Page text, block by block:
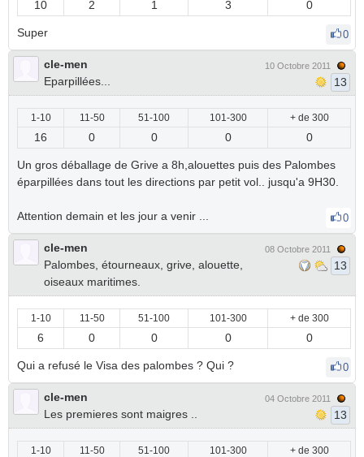
10 2 1 3 0
Super 0
cle-men
Eparpillées...
10 Octobre 2011
13
1-10 11-50 51-100 101-300 + de 300
16 0 0 0 0
Un gros déballage de Grive a 8h,alouettes puis des Palombes
éparpillées dans tout les directions par petit vol.. jusqu'a 9H30.
Attention demain et les jour a venir ... 0
cle-men
Palombes, étourneaux, grive, alouette,
oiseaux maritimes.
08 Octobre 2011
13
1-10 11-50 51-100 101-300 + de 300
6 0 0 0 0
Qui a refusé le Visa des palombes ? Qui ? 0
cle-men
Les premieres sont maigres ..
04 Octobre 2011
13
1-10 11-50 51-100 101-300 + de 300